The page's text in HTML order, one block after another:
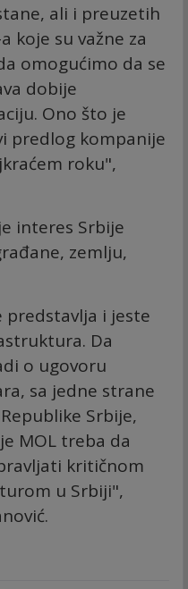
ali i preuzetih
koje su važne za
omogućimo da se
dobije
Ono što je
predlog kompanije
roku",
interes Srbije
zemlju,
i jeste
Da
o ugovoru
sa jedne strane
Srbije,
MOL treba da
kritičnom
u Srbiji",